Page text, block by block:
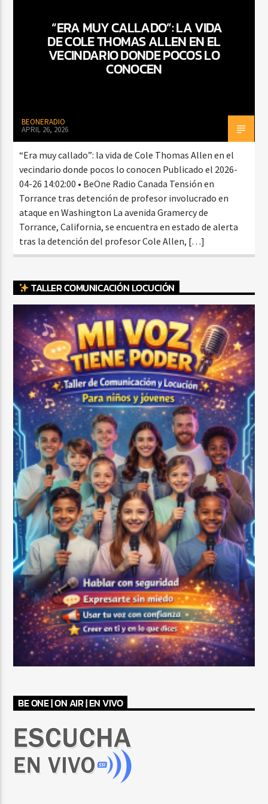
CURRENT SHOW
AMANECER CON SALSA
“ERA MUY CALLADO”: LA VIDA
DE COLE THOMAS ALLEN EN EL
VECINDARIO DONDE POCOS LO
CONOCEN
BEONERADIO
APRIL 26, 2026
“Era muy callado”: la vida de Cole Thomas Allen en el
vecindario donde pocos lo conocen Publicado el 2026-
04-26 14:02:00 • BeOne Radio Canada Tensión en
Torrance tras detención de profesor involucrado en
ataque en Washington La avenida Gramercy de
Torrance, California, se encuentra en estado de alerta
tras la detención del profesor Cole Allen, […]
TALLER COMUNICACIÓN LOCUCIÓN
BE ONE | ON AIR | EN VIVO